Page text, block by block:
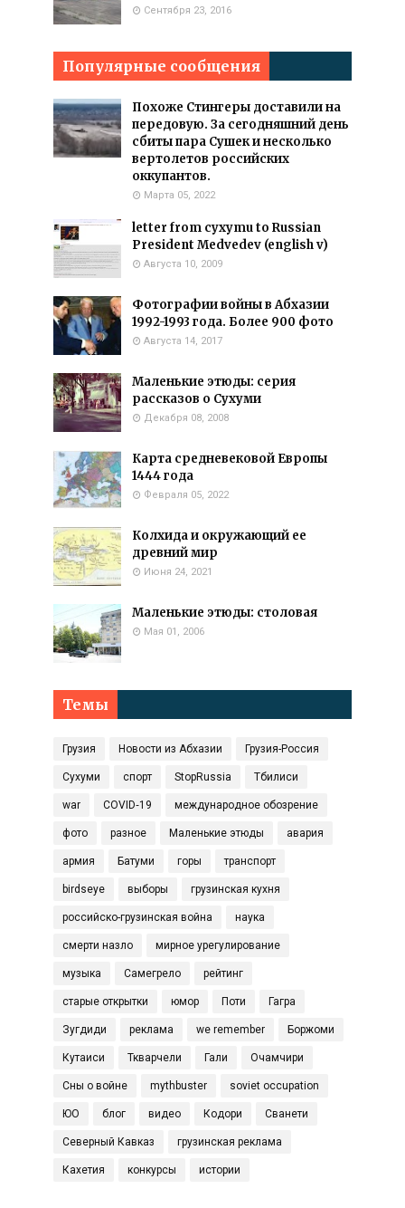
Сентября 23, 2016
Популярные сообщения
Похоже Стингеры доставили на
передовую. За сегодняшний день
сбиты пара Сушек и несколько
вертолетов российских
оккупантов.
Марта 05, 2022
letter from cyxymu to Russian
President Medvedev (english v)
Августа 10, 2009
Фотографии войны в Абхазии
1992-1993 года. Более 900 фото
Августа 14, 2017
Маленькие этюды: серия
рассказов о Сухуми
Декабря 08, 2008
Карта средневековой Европы
1444 года
Февраля 05, 2022
Колхида и окружающий ее
древний мир
Июня 24, 2021
Маленькие этюды: столовая
Мая 01, 2006
Темы
Грузия Новости из Абхазии Грузия-Россия
Сухуми спорт StopRussia Тбилиси
war COVID‑19 международное обозрение
фото разное Маленькие этюды авария
армия Батуми горы транспорт
birdseye выборы грузинская кухня
российско-грузинская война наука
смерти назло мирное урегулирование
музыка Самегрело рейтинг
старые открытки юмор Поти Гагра
Зугдиди реклама we remember Боржоми
Кутаиси Ткварчели Гали Очамчири
Сны о войне mythbuster soviet occupation
ЮО блог видео Кодори Сванети
Северный Кавказ грузинская реклама
Кахетия конкурсы истории